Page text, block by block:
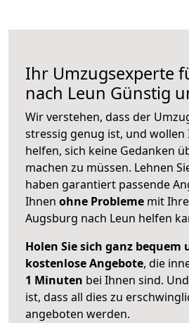
Ihr Umzugsexperte
nach Leun Günstig
Wir verstehen, dass der
stressig genug ist, und wollen
helfen, sich keine Gedanken
machen zu müssen. Lehnen
haben garantiert passende
Ihnen ohne Probleme mit
Augsburg nach Leun helfen
Holen Sie sich ganz bequem
kostenlose Angebote, die
1 Minuten bei Ihnen sind.
ist, dass all dies zu
angeboten werden.